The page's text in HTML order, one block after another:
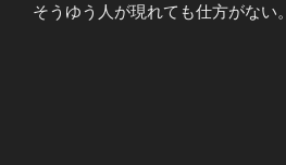
そうゆう人が現れても仕方がない。